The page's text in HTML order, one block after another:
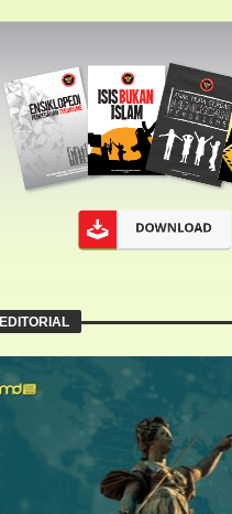
EDITORIAL